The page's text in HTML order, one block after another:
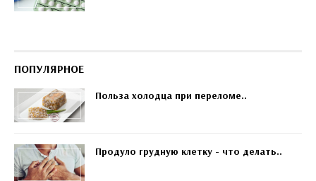
ПОПУЛЯРНОЕ
Польза холодца при переломе..
Продуло грудную клетку - что делать..